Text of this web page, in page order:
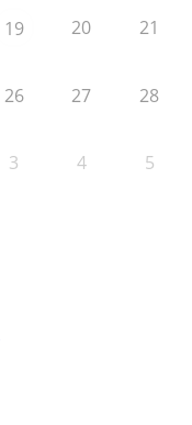
19 20 21
26 27 28
3 4 5